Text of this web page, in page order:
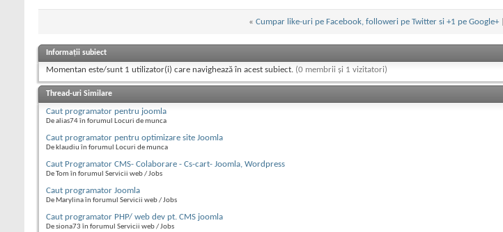
« Cumpar like-uri pe Facebook, followeri pe Twitter si +1 pe Google+|
Informații subiect
Momentan este/sunt 1 utilizator(i) care navighează în acest subiect. (0 membrii și 1 vizitatori)
Thread-uri Similare
Caut programator pentru joomla
De alias74 în forumul Locuri de munca
Caut programator pentru optimizare site Joomla
De klaudiu în forumul Locuri de munca
Caut Programator CMS- Colaborare - Cs-cart- Joomla, Wordpress
De Tom în forumul Servicii web / Jobs
Caut programator Joomla
De Marylina în forumul Servicii web / Jobs
Caut programator PHP/ web dev pt. CMS joomla
De siona73 în forumul Servicii web / Jobs